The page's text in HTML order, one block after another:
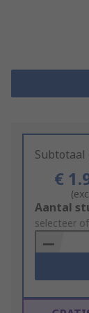
Subtotaal
€
Add
to
Basket
Aantal
selecteer